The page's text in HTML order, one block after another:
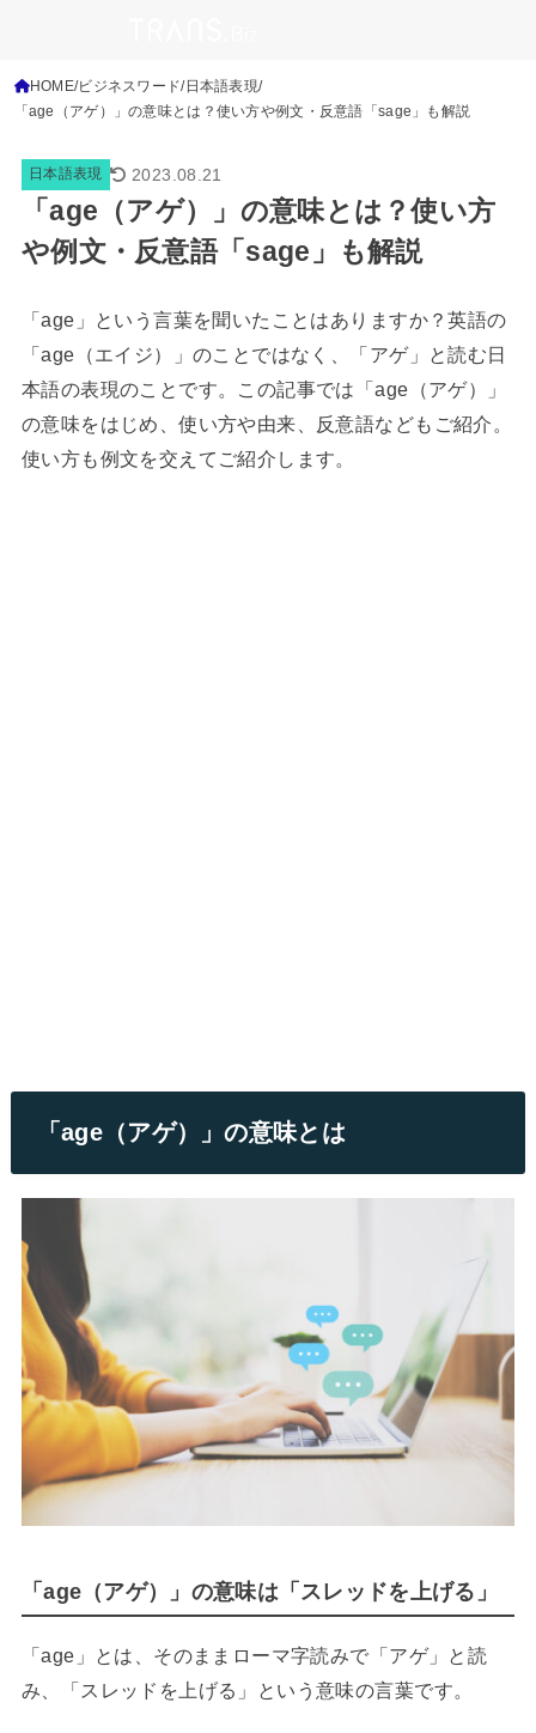
HOME ビジネスワード 日本語表現
「age（アゲ）」の意味とは？使い方や例文・反意語「sage」も解説
日本語表現 2023.08.21
「age（アゲ）」の意味とは？使い方
や例文・反意語「sage」も解説
「age」という言葉を聞いたことはありますか？英語の
「age（エイジ）」のことではなく、「アゲ」と読む日
本語の表現のことです。この記事では「age（アゲ）」
の意味をはじめ、使い方や由来、反意語などもご紹介。
使い方も例文を交えてご紹介します。
「age（アゲ）」の意味とは
「age（アゲ）」の意味は「スレッドを上げる」
「age」とは、そのままローマ字読みで「アゲ」と読
み、「スレッドを上げる」という意味の言葉です。